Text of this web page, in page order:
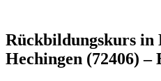
Rückbildungskurs in
Hechingen (72406) –